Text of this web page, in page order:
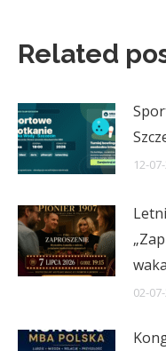
Related
12-
02-